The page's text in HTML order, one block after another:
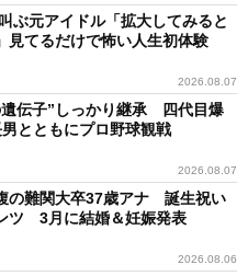
ぶ元アイドル「拡大してみると
見てるだけで怖い人生初体験
2026.08.07
伝子”しっかり継承 四代目爆
とともにプロ野球観戦
2026.08.07
の難関大卒37歳アナ 誕生祝い
ツ 3月に結婚＆妊娠発表
2026.08.06